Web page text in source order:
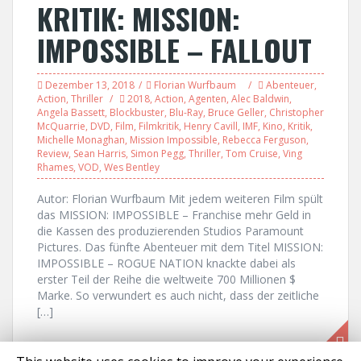
KRITIK: MISSION:
IMPOSSIBLE – FALLOUT
Dezember 13, 2018 Florian Wurfbaum Abenteuer,
Action, Thriller 2018, Action, Agenten, Alec Baldwin,
Angela Bassett, Blockbuster, Blu-Ray, Bruce Geller, Christopher
McQuarrie, DVD, Film, Filmkritik, Henry Cavill, IMF, Kino, Kritik,
Michelle Monaghan, Mission Impossible, Rebecca Ferguson,
Review, Sean Harris, Simon Pegg, Thriller, Tom Cruise, Ving
Rhames, VOD, Wes Bentley
Autor: Florian Wurfbaum Mit jedem weiteren Film spült
das MISSION: IMPOSSIBLE – Franchise mehr Geld in
die Kassen des produzierenden Studios Paramount
Pictures. Das fünfte Abenteuer mit dem Titel MISSION:
IMPOSSIBLE – ROGUE NATION knackte dabei als
erster Teil der Reihe die weltweite 700 Millionen $
Marke. So verwundert es auch nicht, dass der zeitliche
[…]